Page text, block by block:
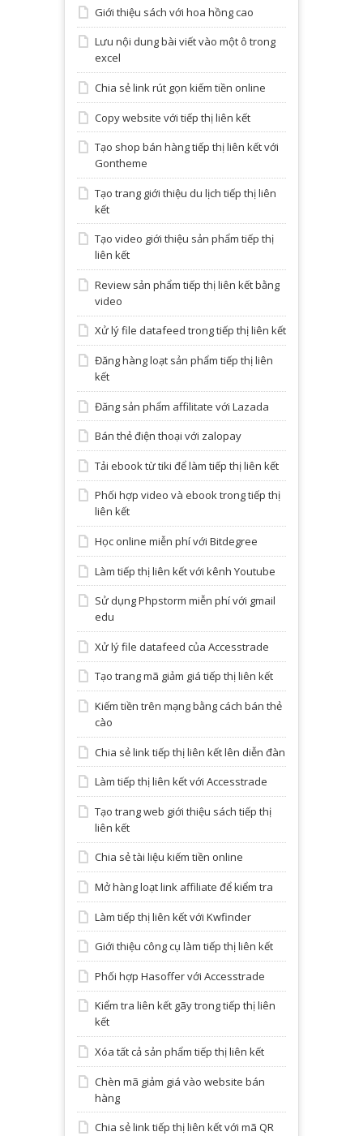
Giới thiệu sách với hoa hồng cao
Lưu nội dung bài viết vào một ô trong
excel
Chia sẻ link rút gọn kiếm tiền online
Copy website với tiếp thị liên kết
Tạo shop bán hàng tiếp thị liên kết với
Gontheme
Tạo trang giới thiệu du lịch tiếp thị liên
kết
Tạo video giới thiệu sản phẩm tiếp thị
liên kết
Review sản phẩm tiếp thị liên kết bằng
video
Xử lý file datafeed trong tiếp thị liên kết
Đăng hàng loạt sản phẩm tiếp thị liên
kết
Đăng sản phẩm affilitate với Lazada
Bán thẻ điện thoại với zalopay
Tải ebook từ tiki để làm tiếp thị liên kết
Phối hợp video và ebook trong tiếp thị
liên kết
Học online miễn phí với Bitdegree
Làm tiếp thị liên kết với kênh Youtube
Sử dụng Phpstorm miễn phí với gmail
edu
Xử lý file datafeed của Accesstrade
Tạo trang mã giảm giá tiếp thị liên kết
Kiếm tiền trên mạng bằng cách bán thẻ
cào
Chia sẻ link tiếp thị liên kết lên diễn đàn
Làm tiếp thị liên kết với Accesstrade
Tạo trang web giới thiệu sách tiếp thị
liên kết
Chia sẻ tài liệu kiếm tiền online
Mở hàng loạt link affiliate để kiểm tra
Làm tiếp thị liên kết với Kwfinder
Giới thiệu công cụ làm tiếp thị liên kết
Phối hợp Hasoffer với Accesstrade
Kiểm tra liên kết gãy trong tiếp thị liên
kết
Xóa tất cả sản phẩm tiếp thị liên kết
Chèn mã giảm giá vào website bán
hàng
Chia sẻ link tiếp thị liên kết với mã QR